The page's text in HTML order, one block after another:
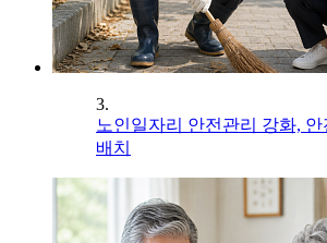
3.
노인일자리 안전관리 강화, 안
배치